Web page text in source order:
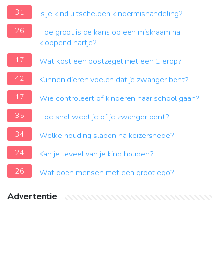
31
Is je kind uitschelden kindermishandeling?
26
Hoe groot is de kans op een miskraam na
kloppend hartje?
17
Wat kost een postzegel met een 1 erop?
42
Kunnen dieren voelen dat je zwanger bent?
17
Wie controleert of kinderen naar school gaan?
35
Hoe snel weet je of je zwanger bent?
34
Welke houding slapen na keizersnede?
24
Kan je teveel van je kind houden?
26
Wat doen mensen met een groot ego?
Advertentie